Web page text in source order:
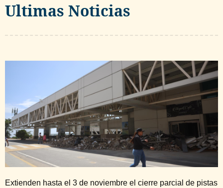
Ultimas Noticias
Extienden hasta el 3 de noviembre el cierre parcial de pistas